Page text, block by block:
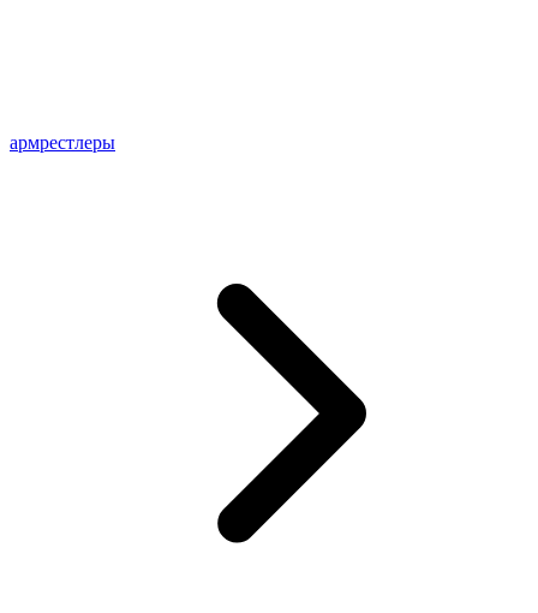
армрестлеры